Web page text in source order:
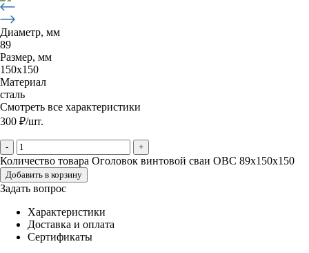
Диаметр, мм
89
Размер, мм
150х150
Материал
сталь
Смотреть все характеристики
300 ₽/шт.
- +
Количество товара Оголовок винтовой сваи ОВС 89х150х150
Добавить в корзину
Задать вопрос
Характеристики
Доставка и оплата
Сертификаты